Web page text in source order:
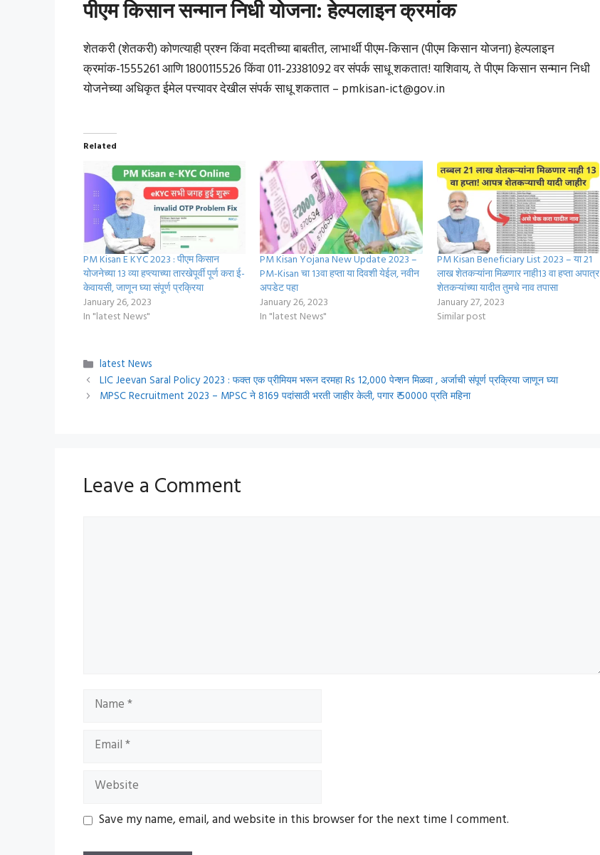
पीएम किसान सन्मान निधी योजना: हेल्पलाइन क्रमांक
शेतकरी (शेतकरी) कोणत्याही प्रश्न किंवा मदतीच्या बाबतीत, लाभार्थी पीएम-किसान (पीएम किसान योजना) हेल्पलाइन
क्रमांक-1555261 आणि 1800115526 किंवा 011-23381092 वर संपर्क साधू शकतात! याशिवाय, ते पीएम किसान सन्मान निधी
योजनेच्या अधिकृत ईमेल पत्त्यावर देखील संपर्क साधू शकतात –pmkisan-ict@gov.in
Related
PM Kisan E KYC 2023 : पीएम किसान
योजनेच्या 13 व्या हप्त्याच्या तारखेपूर्वी पूर्ण करा ई-
केवायसी, जाणून घ्या संपूर्ण प्रक्रिया
January 26, 2023
In "latest News"
PM Kisan Yojana New Update 2023 –
PM-Kisan चा 13वा हप्ता या दिवशी येईल, नवीन
अपडेट पहा
January 26, 2023
In "latest News"
PM Kisan Beneficiary List 2023 – या 21
लाख शेतकऱ्यांना मिळणार नाही13 वा हप्ता अपात्र
शेतकऱ्यांच्या यादीत तुमचे नाव तपासा
January 27, 2023
Similar post
Categories
latest News
LIC Jeevan Saral Policy 2023 : फक्त एक प्रीमियम भरून दरमहा Rs 12,000 पेन्शन मिळवा , अर्जाची संपूर्ण प्रक्रिया जाणून घ्या
MPSC Recruitment 2023 – MPSC ने 8169 पदांसाठी भरती जाहीर केली, पगार ₹ 50000 प्रति महिना
Leave a Comment
Name
Email
Website
Save my name, email, and website in this browser for the next time I comment.